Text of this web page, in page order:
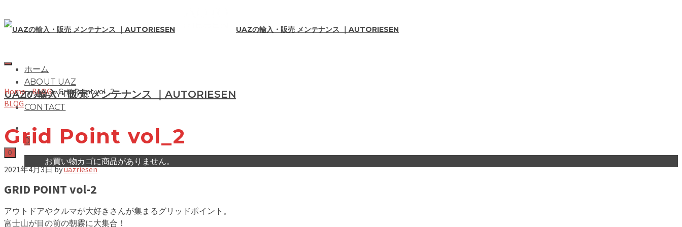
UAZの輸入・販売 メンテナンス ｜AUTORIESEN
ホーム
ABOUT UAZ
PRIVACY POLICY
CONTACT
0
お買い物カゴに商品がありません。
UAZの輸入・販売 メンテナンス ｜AUTORIESEN
0
Home»BLOG»Grid Point vol_2
BLOG
Grid Point vol_2
2021年4月3日byuazriesen
GRID POINT vol-2
アウトドアやクルマが大好きさんが集まるグリッドポイント。
富士山が目の前の朝霧に大集合！